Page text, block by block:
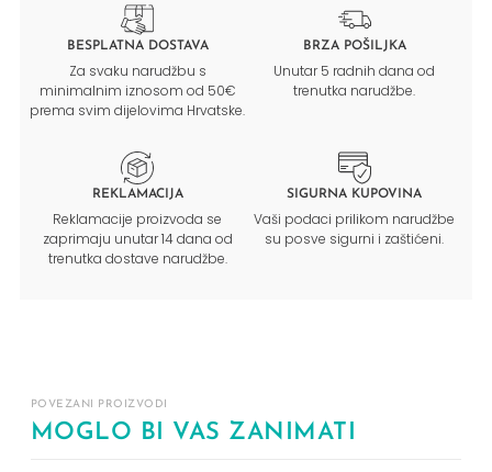
BESPLATNA DOSTAVA
Za svaku narudžbu s
minimalnim iznosom od 50€
prema svim dijelovima Hrvatske.
BRZA POŠILJKA
Unutar 5 radnih dana od
trenutka narudžbe.
REKLAMACIJA
Reklamacije proizvoda se
zaprimaju unutar 14 dana od
trenutka dostave narudžbe.
SIGURNA KUPOVINA
Vaši podaci prilikom narudžbe
su posve sigurni i zaštićeni.
POVEZANI PROIZVODI
MOGLO BI VAS ZANIMATI